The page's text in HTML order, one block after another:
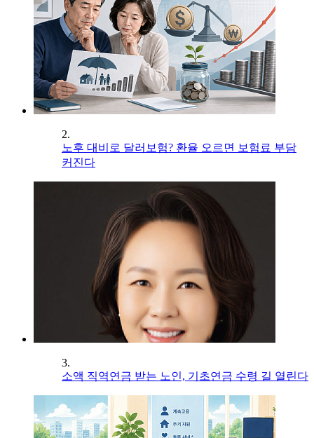
2.
노후 대비로 달러보험? 환율 오르면 보험료 부담
커진다
3.
소액 직역연금 받는 노인, 기초연금 수령 길 열린다